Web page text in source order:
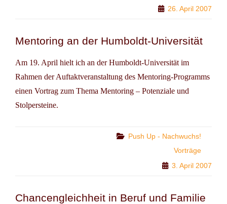
26. April 2007
Mentoring an der Humboldt-Universität
Am 19. April hielt ich an der Humboldt-Universität im
Rahmen der Auftaktveranstaltung des Mentoring-Programms
einen Vortrag zum Thema Mentoring – Potenziale und
Stolpersteine.
Categories
Push Up - Nachwuchs!
Vorträge
3. April 2007
Chancengleichheit in Beruf und Familie